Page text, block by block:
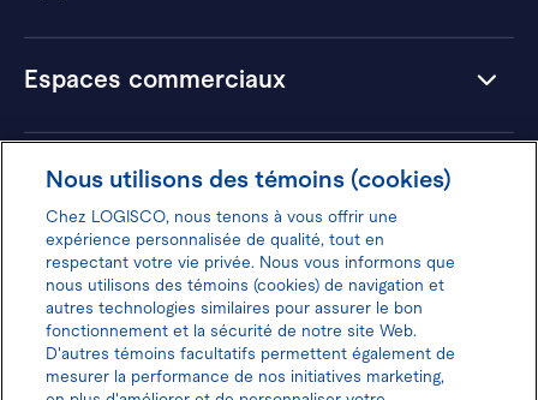
Espaces commerciaux
Hôtels
Donnez votre avis pour gagner 100$
Nous utilisons des témoins (cookies)
Chez LOGISCO, nous tenons à vous offrir une
expérience personnalisée de qualité, tout en
respectant votre vie privée. Nous vous informons que
nous utilisons des témoins (cookies) de navigation et
autres technologies similaires pour assurer le bon
fonctionnement et la sécurité de notre site Web.
D'autres témoins facultatifs permettent également de
mesurer la performance de nos initiatives marketing,